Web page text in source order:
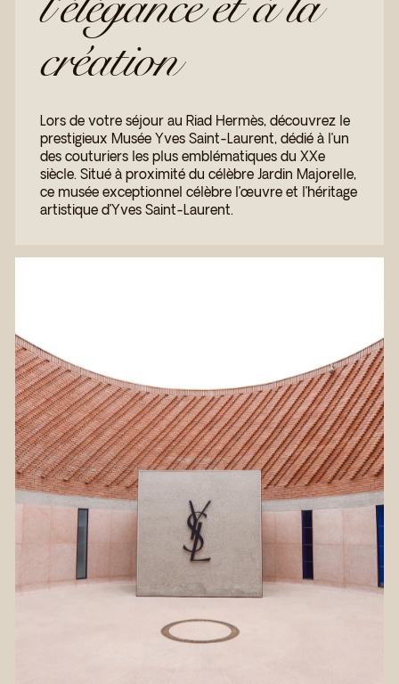
création
Lors de votre séjour au Riad Hermès, découvrez le
prestigieux Musée Yves Saint-Laurent, dédié à l’un
des couturiers les plus emblématiques du XXe
siècle. Situé à proximité du célèbre Jardin Majorelle,
ce musée exceptionnel célèbre l’œuvre et l’héritage
artistique d’Yves Saint-Laurent.